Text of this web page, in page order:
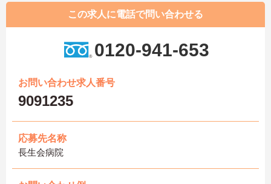
この求人に電話で問い合わせる
0120-941-653
お問い合わせ求人番号
9091235
応募先名称
長生会病院